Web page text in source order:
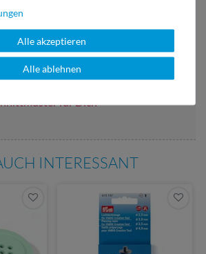
Mail Kundenservice
in 24h
98% positive
INTERESSANT
Alle akzeptieren
Alle ablehnen